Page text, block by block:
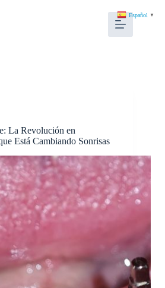
La Revolución en
Está Cambiando Sonrisas
Español ▼